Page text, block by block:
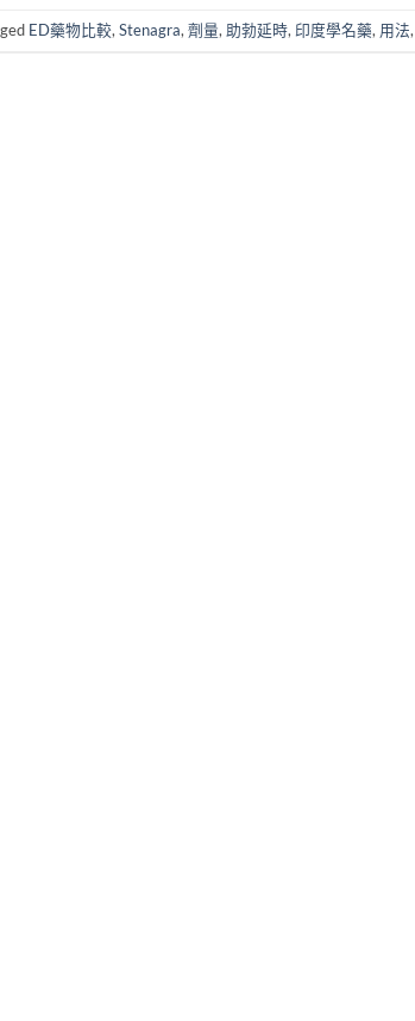
ED藥物比較, Stenagra, 劑量, 助勃延時, 印度學名藥, 用法,